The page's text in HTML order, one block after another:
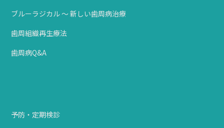
ブルーラジカル ～ 新しい歯周病治療
歯周組織再生療法
歯周病Q&A
予防・定期検診